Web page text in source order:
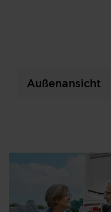
Außenansicht